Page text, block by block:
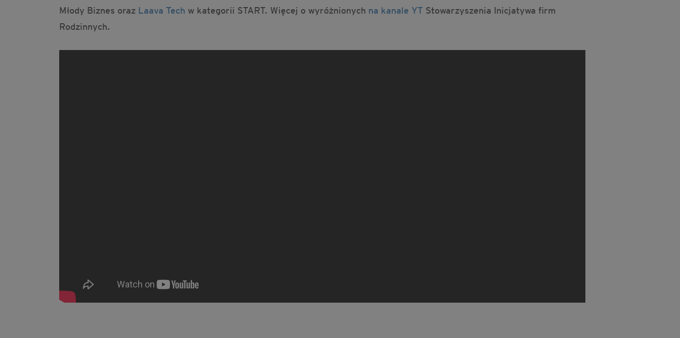
Młody Biznes oraz Laava Tech w kategorii START. Więcej o wyróżnionych na kanale YT Stowarzyszenia Inicjatywa firm
Rodzinnych.